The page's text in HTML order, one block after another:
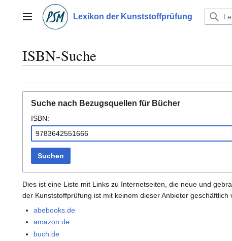
springenHauptmenü Lexikon der Kunststoffprüfung
ISBN-Suche
Suche nach Bezugsquellen für Bücher
ISBN:
Suchen
Dies ist eine Liste mit Links zu Internetseiten, die neue und
der Kunststoffprüfung ist mit keinem dieser Anbieter geschäftlich
abebooks.de
amazon.de
buch.de